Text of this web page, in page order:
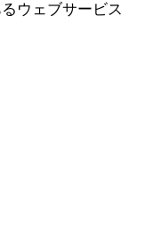
ウェブサービス